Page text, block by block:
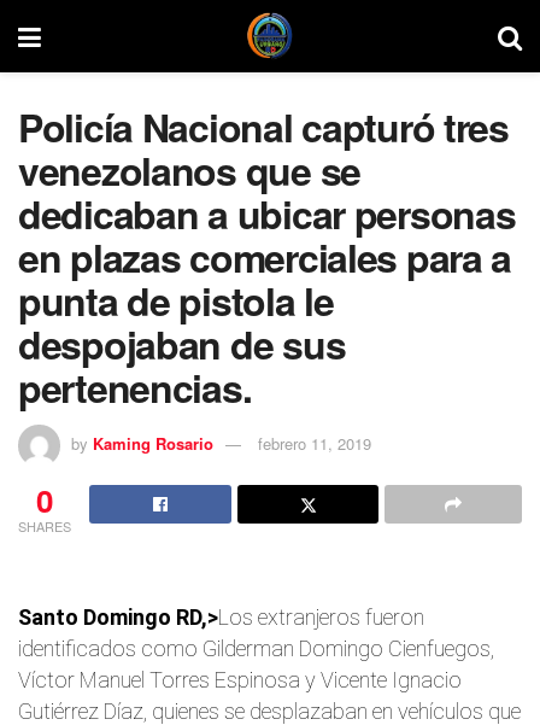
Policía Nacional capturó tres
venezolanos que se
dedicaban a ubicar personas
en plazas comerciales para a
punta de pistola le
despojaban de sus
pertenencias.
by Kaming Rosario febrero 11, 2019
0
SHARES
Santo Domingo RD,>Los extranjeros fueron
identificados como Gilderman Domingo Cienfuegos,
Víctor Manuel Torres Espinosa y Vicente Ignacio
Gutiérrez Díaz, quienes se desplazaban en vehículos que